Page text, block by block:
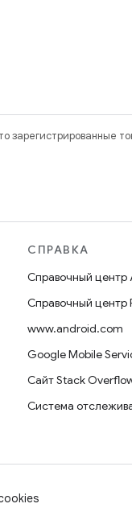
зарегистрированные
СПРАВКА
Справочный центр
Справочный центр
www.android.com
Google Mobile
Сайт Stack
Система